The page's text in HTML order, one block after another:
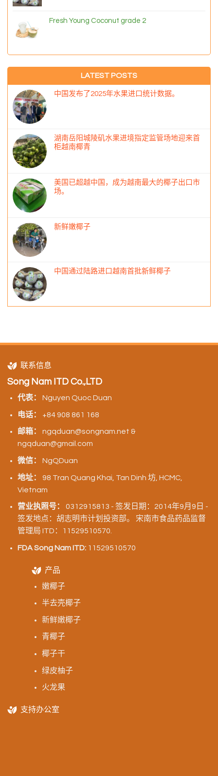
Fresh Young Coconut grade 2
LATEST POSTS
中国发布了2025年水果进口统计数据。
湖南岳阳城陵矶水果进境指定监管场地迎来首
柜越南椰青
美国已超越中国，成为越南最大的椰子出口市
场。
新鲜嫩椰子
中国通过陆路进口越南首批新鲜椰子
联系信息
Song Nam ITD Co.,LTD
代表： Nguyen Quoc Duan
电话： +84 908 861 168
邮箱：
ngqduan@songnam.net &
ngqduan@gmail.com
微信： NgQDuan
地址：
98 Tran Quang Khai, Tan Dinh 坊, HCMC,
Vietnam
营业执照号：
0312915813 - 签发日期：2014年9月9日 -
签发地点：胡志明市计划投资部。 宋南市食品药品监督
管理局 ITD：11529510570.
FDA Song Nam ITD:11529510570
产品
嫩椰子
半去壳椰子
新鲜嫩椰子
青椰子
椰子干
绿皮柚子
火龙果
支持办公室